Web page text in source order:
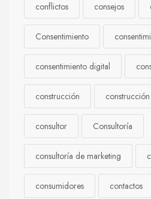
conflictos consejos
Consentimiento
consentimiento digital
construcción
consultor Consultoría
consultoría de marketing
consumidores contactos